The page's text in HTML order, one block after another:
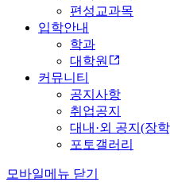
편성교과목
입학안내
학과
대학원
커뮤니티
공지사항
취업공지
대내·외 공지(장
포토갤러리
모바일메뉴 닫기